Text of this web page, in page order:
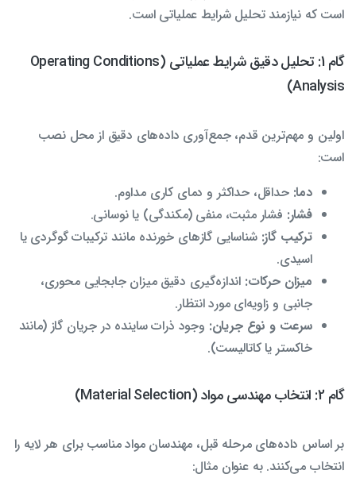
است که نیازمند تحلیل شرایط عملیاتی است.
گام 1: تحلیل دقیق شرایط عملیاتی (Operating Conditions
Analysis)
اولین و مهم‌ترین قدم، جمع‌آوری داده‌های دقیق از محل نصب
است:
دما: حداقل، حداکثر و دمای کاری مداوم.
فشار: فشار مثبت، منفی (مکندگی) یا نوسانی.
ترکیب گاز: شناسایی گازهای خورنده مانند ترکیبات گوگردی یا
اسیدی.
میزان حرکات: اندازه‌گیری دقیق میزان جابجایی محوری،
جانبی و زاویه‌ای مورد انتظار.
سرعت و نوع جریان: وجود ذرات ساینده در جریان گاز (مانند
خاکستر یا کاتالیست).
گام 2: انتخاب مهندسی مواد (Material Selection)
بر اساس داده‌های مرحله قبل، مهندسان مواد مناسب برای هر لایه را
انتخاب می‌کنند. به عنوان مثال: